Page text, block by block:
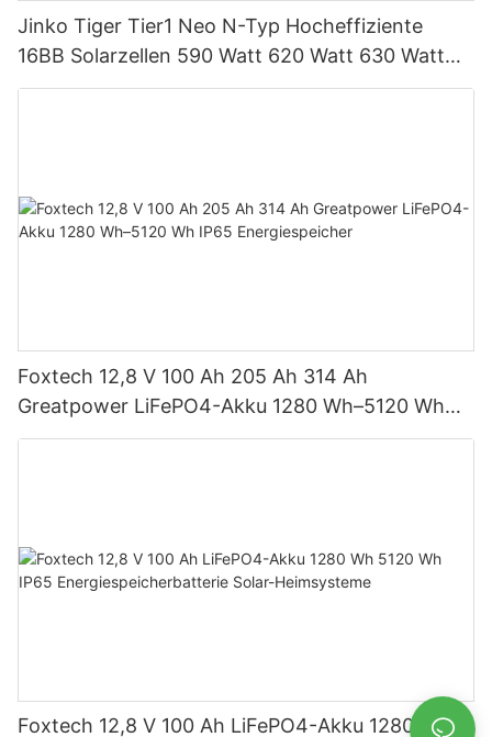
Jinko Tiger Tier1 Neo N-Typ Hocheffiziente
16BB Solarzellen 590 Watt 620 Watt 630 Watt
650 Watt Bifaziales Modul mit Dual
Foxtech 12,8 V 100 Ah 205 Ah 314 Ah
Greatpower LiFePO4-Akku 1280 Wh–5120 Wh
IP65 Energiespeicher
Foxtech 12,8 V 100 Ah LiFePO4-Akku 1280 Wh